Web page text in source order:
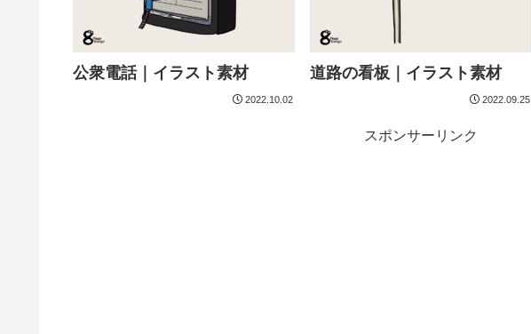
公衆電話｜イラスト素材
2022.10.02
道路の看板｜イラスト素材
2022.09.25
スポンサーリンク